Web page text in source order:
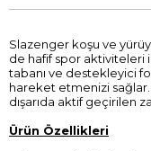
Slazenger koşu ve
de hafif spor aktiviteleri
tabanı ve destekleyici
hareket etmenizi
dışarıda aktif geçirilen
Ürün Özellikleri